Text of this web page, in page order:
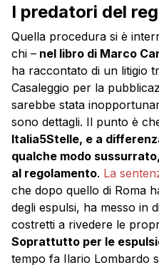
I predatori del
Quella procedura si è
chi – nel libro di Marco
ha raccontato di un litigio
Casaleggio per la
sarebbe stata
sono dettagli. Il punto è
Italia5Stelle, e a
qualche modo
al regolamento. La
che dopo quello di Roma
degli espulsi, ha messo in
costretti a rivedere le
Soprattutto per le
tempo fa Ilario Lombardo